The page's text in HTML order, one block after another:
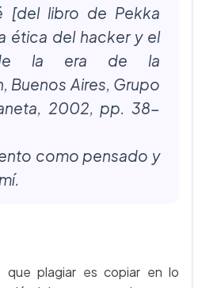
[del libro de Pekka
ética del hacker y el
la era de la
, Buenos Aires, Grupo
2002, pp. 38-
como pensado y
plagiar es copiar en lo